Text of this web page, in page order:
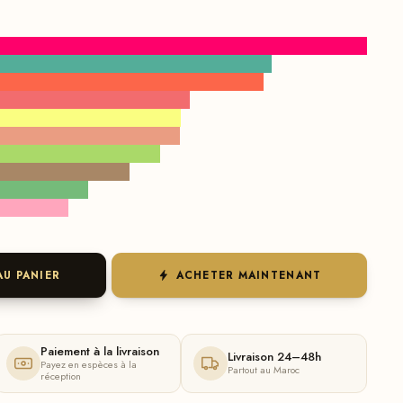
PANIER ACHETER MAINTENANT
Paiement à la livraison
Payez en espèces à la
réception
Livraison 24–48h
Partout au Maroc